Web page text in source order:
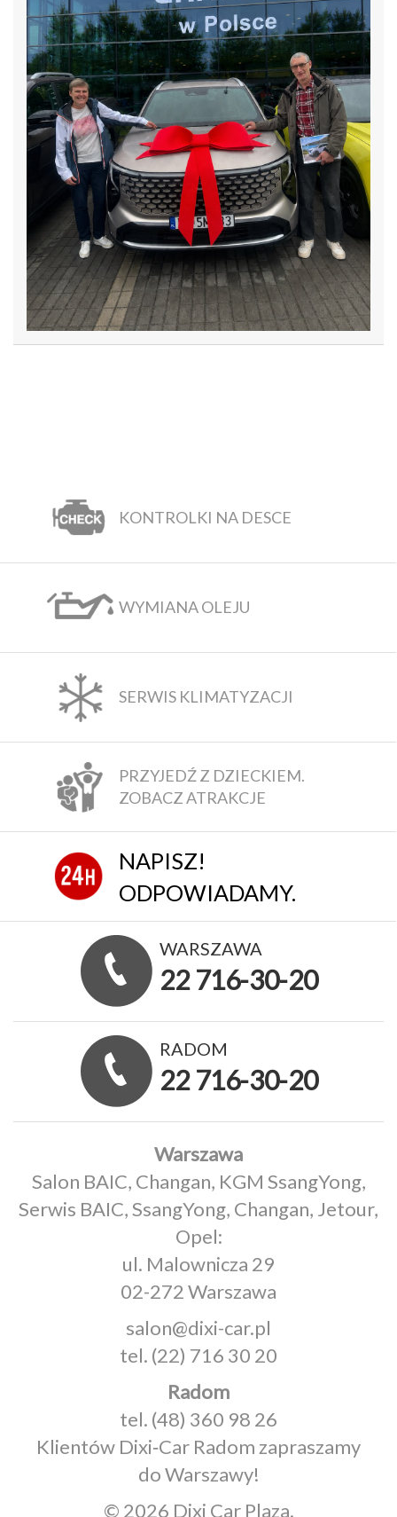
KONTROLKI NA DESCE
WYMIANA OLEJU
SERWIS KLIMATYZACJI
PRZYJEDŹ Z DZIECKIEM.
ZOBACZ ATRAKCJE
NAPISZ!
ODPOWIADAMY.
WARSZAWA
22 716-30-20
RADOM
22 716-30-20
Warszawa
Salon BAIC, Changan, KGM SsangYong,
Serwis BAIC, SsangYong, Changan, Jetour,
Opel:
ul. Malownicza 29
02-272 Warszawa
salon@dixi-car.pl
tel. (22) 716 30 20
Radom
tel. (48) 360 98 26
Klientów Dixi‑Car Radom zapraszamy
do Warszawy!
© 2026 Dixi Car Plaza.